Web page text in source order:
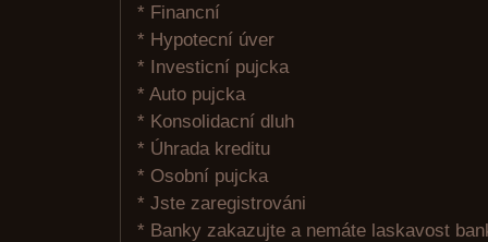
* Financní
* Hypotecní úver
* Investicní pujcka
* Auto pujcka
* Konsolidacní dluh
* Úhrada kreditu
* Osobní pujcka
* Jste zaregistrováni
* Banky zakazujte a nemáte laskavost